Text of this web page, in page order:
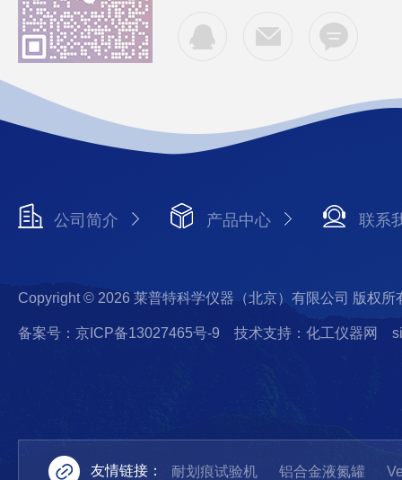
公司简介 产品中心 联系
Copyright © 2026 莱普特科学仪器（北京）有限公司 版权所
备案号：京ICP备13027465号-9 技术支持：化工仪器网
友情链接： 耐划痕试验机 铝合金液氮罐